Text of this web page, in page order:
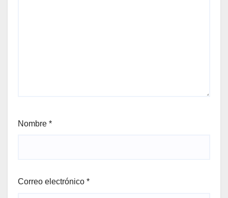
Nombre *
Correo electrónico *